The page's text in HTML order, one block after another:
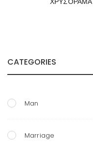
CATEGORIES
Man
Marriage